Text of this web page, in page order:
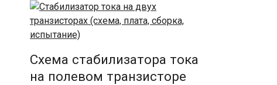
Схема стабилизатора тока
на полевом транзисторе